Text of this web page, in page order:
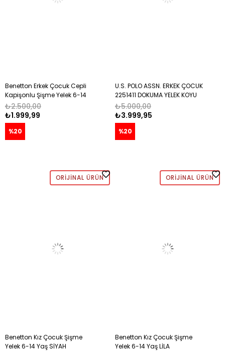
Benetton Erkek Çocuk Cepli
Kapişonlu Şişme Yelek 6-14
Yaş KIRMIZI
₺1.999,99
₺2.500,00
%20
U.S. POLO ASSN. ERKEK ÇOCUK
2251411 DOKUMA YELEK KOYU
YEŞİL
₺3.999,95
₺5.000,00
%20
ORIJINAL ÜRÜN
Benetton Kız Çocuk Şişme
Yelek 6-14 Yaş SİYAH
ORIJINAL ÜRÜN
Benetton Kız Çocuk Şişme
Yelek 6-14 Yaş LİLA